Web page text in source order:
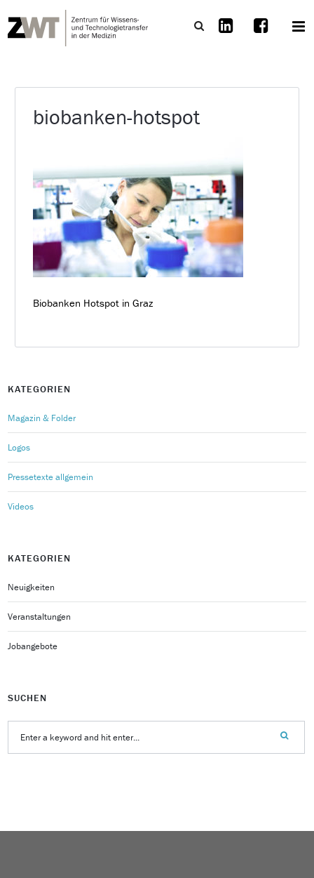
biobanken-hotspot
Biobanken Hotspot in Graz
KATEGORIEN
Magazin & Folder
Logos
Pressetexte allgemein
Videos
KATEGORIEN
Neuigkeiten
Veranstaltungen
Jobangebote
SUCHEN